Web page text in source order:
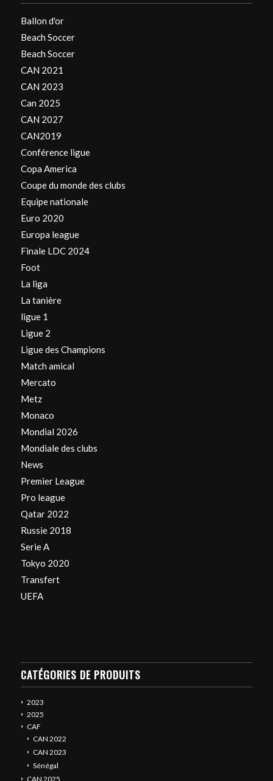
Ballon d'or
Beach Soccer
Beach Soccer
CAN 2021
CAN 2023
Can 2025
CAN 2027
CAN2019
Conférence ligue
Copa America
Coupe du monde des clubs
Equipe nationale
Euro 2020
Europa league
Finale LDC 2024
Foot
La liga
La tanière
ligue 1
Ligue 2
Ligue des Champions
Match amical
Mercato
Metz
Monaco
Mondial 2026
Mondiale des clubs
News
Premier League
Pro league
Qatar 2022
Russie 2018
Serie A
Tokyo 2020
Transfert
UEFA
CATÉGORIES DE PRODUITS
2023
2025
CAF
CAN 2022
CAN 2023
Sénégal
CAN 2025